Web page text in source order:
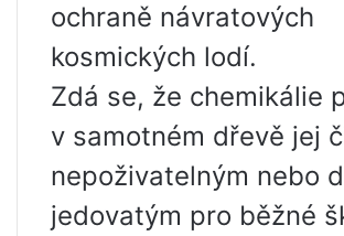
ochraně návratových
kosmických lodí.
Zdá se, že chemikálie
v samotném dřevě jej
nepoživatelným nebo
jedovatým pro běžné